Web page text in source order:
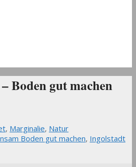
Boden gut machen
, Marginalie, Natur
Boden gut machen, Ingolstadt